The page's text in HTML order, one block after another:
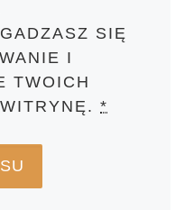
SIĘ
I
TWOICH
*